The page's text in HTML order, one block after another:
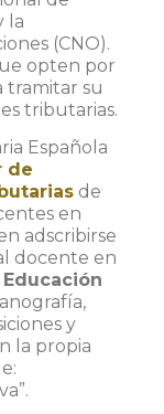
la
(CNO).
opten por
tramitar su
tributarias.
Española
de
de
en
adscribirse
docente en
Educación
y
la propia